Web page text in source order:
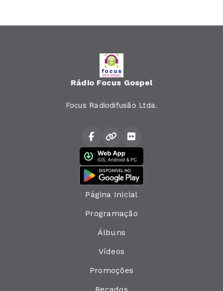
Rádio Focus Gospel
Focus Radiodifusão Ltda.
Página Inicial
Programação
Álbuns
Vídeos
Promoções